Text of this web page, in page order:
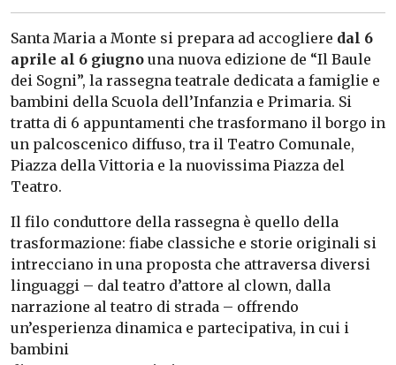
Santa Maria a Monte si prepara ad accogliere dal 6
aprile al 6 giugno una nuova edizione de “Il Baule
dei Sogni”, la rassegna teatrale dedicata a famiglie e
bambini della Scuola dell’Infanzia e Primaria. Si
tratta di 6 appuntamenti che trasformano il borgo in
un palcoscenico diffuso, tra il Teatro Comunale,
Piazza della Vittoria e la nuovissima Piazza del
Teatro.
Il filo conduttore della rassegna è quello della
trasformazione: fiabe classiche e storie originali si
intrecciano in una proposta che attraversa diversi
linguaggi – dal teatro d’attore al clown, dalla
narrazione al teatro di strada – offrendo
un’esperienza dinamica e partecipativa, in cui i
bambini